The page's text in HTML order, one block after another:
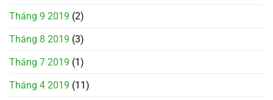
Tháng 9 2019 (2)
Tháng 8 2019 (3)
Tháng 7 2019 (1)
Tháng 4 2019 (11)